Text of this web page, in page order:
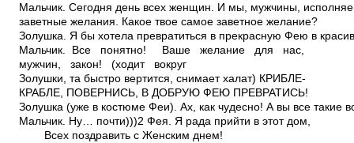
Мальчик. Сегодня день всех женщин. И мы, мужчины,
заветные желания. Какое твое самое заветное желание?
Золушка. Я бы хотела превратиться в прекрасную Фею в
Мальчик. Все понятно! Ваше желание для нас,
мужчин, закон! (ходит вокруг
Золушки, та быстро вертится, снимает халат) КРИБЛЕ­
КРАБЛЕ, ПОВЕРНИСЬ, В ДОБРУЮ ФЕЮ ПРЕВРАТИСЬ!
Золушка (уже в костюме Феи). Ах, как чудесно! А вы все такие
Мальчик. Ну… почти)))2 Фея. Я рада прийти в этот дом,
Всех поздравить с Женским днем!